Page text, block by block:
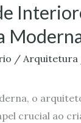
/ Arquitetura
o
crucial ao